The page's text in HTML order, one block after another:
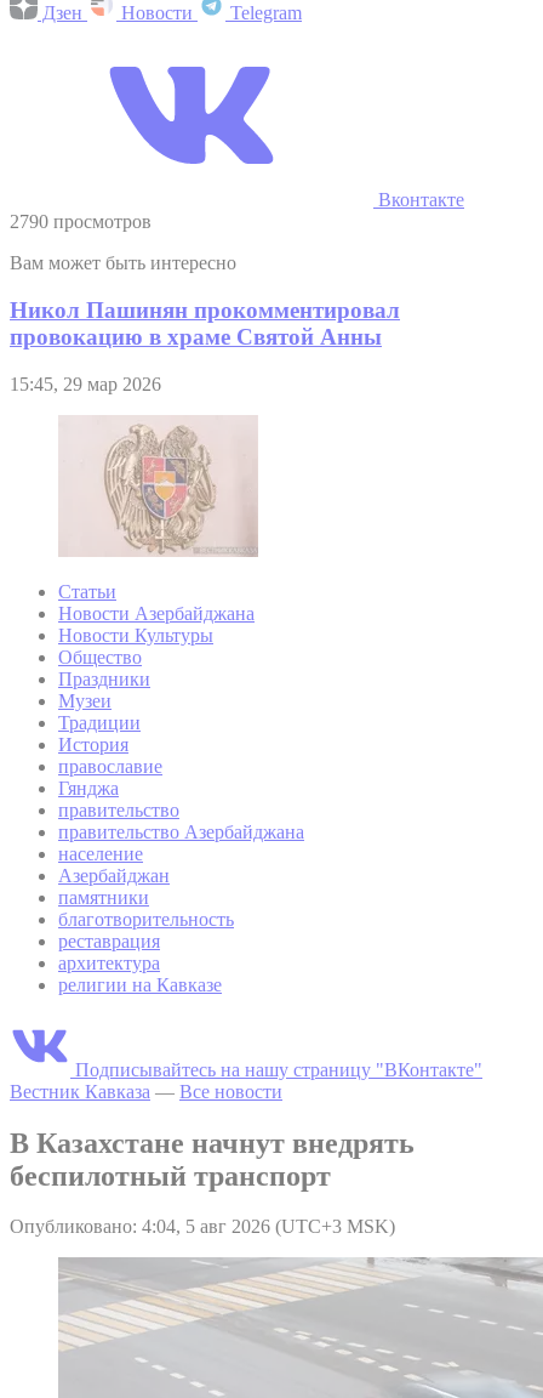
Дзен Новости Telegram
Вконтакте
2790 просмотров
Вам может быть интересно
Никол Пашинян прокомментировал
провокацию в храме Святой Анны
15:45, 29 мар 2026
Статьи
Новости Азербайджана
Новости Культуры
Общество
Праздники
Музеи
Традиции
История
православие
Гянджа
правительство
правительство Азербайджана
население
Азербайджан
памятники
благотворительность
реставрация
архитектура
религии на Кавказе
Подписывайтесь на нашу страницу "ВКонтакте"
Вестник Кавказа — Все новости
В Казахстане начнут внедрять
беспилотный транспорт
Опубликовано: 4:04, 5 авг 2026 (UTC+3 MSK)